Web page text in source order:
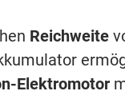
Reichweite
Elektromotor